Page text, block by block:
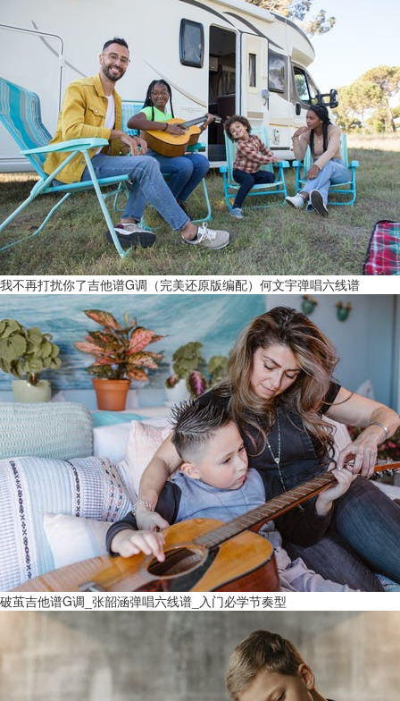
我不再打扰你了吉他谱G调（完美还原版编配）何文宇弹唱六线谱
破茧吉他谱G调_张韶涵弹唱六线谱_入门必学节奏型